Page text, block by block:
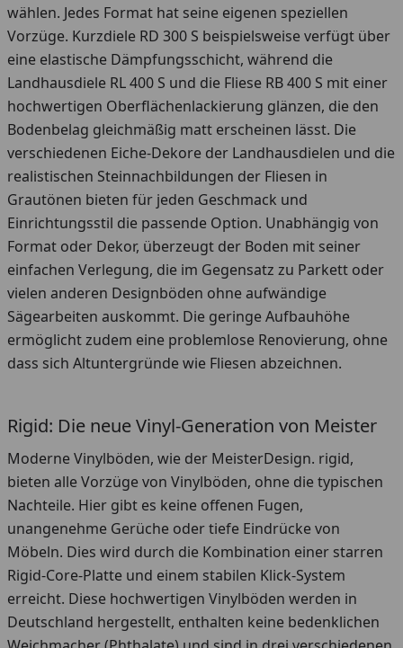
wählen. Jedes Format hat seine eigenen speziellen
Vorzüge. Kurzdiele RD 300 S beispielsweise verfügt über
eine elastische Dämpfungsschicht, während die
Landhausdiele RL 400 S und die Fliese RB 400 S mit einer
hochwertigen Oberflächenlackierung glänzen, die den
Bodenbelag gleichmäßig matt erscheinen lässt. Die
verschiedenen Eiche-Dekore der Landhausdielen und die
realistischen Steinnachbildungen der Fliesen in
Grautönen bieten für jeden Geschmack und
Einrichtungsstil die passende Option. Unabhängig von
Format oder Dekor, überzeugt der Boden mit seiner
einfachen Verlegung, die im Gegensatz zu Parkett oder
vielen anderen Designböden ohne aufwändige
Sägearbeiten auskommt. Die geringe Aufbauhöhe
ermöglicht zudem eine problemlose Renovierung, ohne
dass sich Altuntergründe wie Fliesen abzeichnen.
Rigid: Die neue Vinyl-Generation von Meister
Moderne Vinylböden, wie der MeisterDesign. rigid,
bieten alle Vorzüge von Vinylböden, ohne die typischen
Nachteile. Hier gibt es keine offenen Fugen,
unangenehme Gerüche oder tiefe Eindrücke von
Möbeln. Dies wird durch die Kombination einer starren
Rigid-Core-Platte und einem stabilen Klick-System
erreicht. Diese hochwertigen Vinylböden werden in
Deutschland hergestellt, enthalten keine bedenklichen